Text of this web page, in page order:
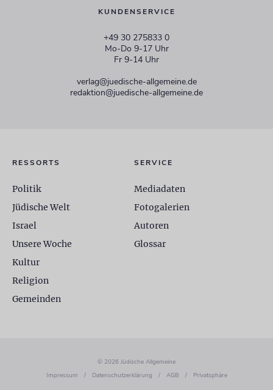
KUNDENSERVICE
+49 30 275833 0
Mo-Do 9-17 Uhr
Fr 9-14 Uhr
verlag@juedische-allgemeine.de
redaktion@juedische-allgemeine.de
RESSORTS
Politik
Jüdische Welt
Israel
Unsere Woche
Kultur
Religion
Gemeinden
SERVICE
Mediadaten
Fotogalerien
Autoren
Glossar
© 2026 Jüdische Allgemeine
Impressum
/ Datenschutzerklärung / AGB / Privatsphäre